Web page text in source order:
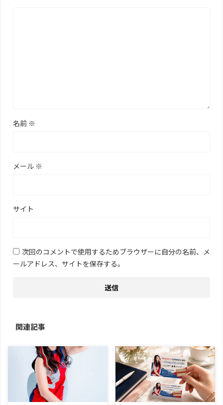
名前 ※
メール ※
サイト
次回のコメントで使用するためブラウザーに自分の名前、メ
ールアドレス、サイトを保存する。
関連記事